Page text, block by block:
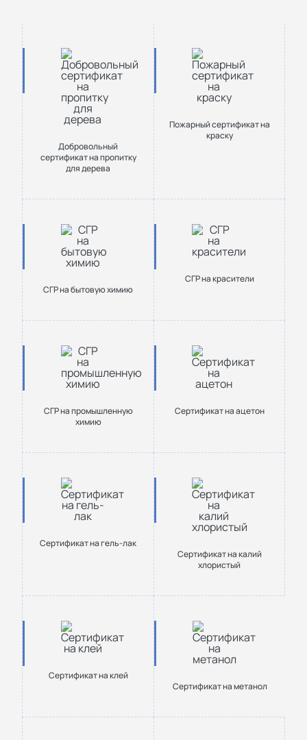
Добровольный
сертификат на пропитку
для дерева
Пожарный сертификат на
краску
СГР на бытовую химию
СГР на красители
СГР на промышленную
химию
Сертификат на ацетон
Сертификат на гель-лак
Сертификат на калий
хлористый
Сертификат на клей
Сертификат на метанол